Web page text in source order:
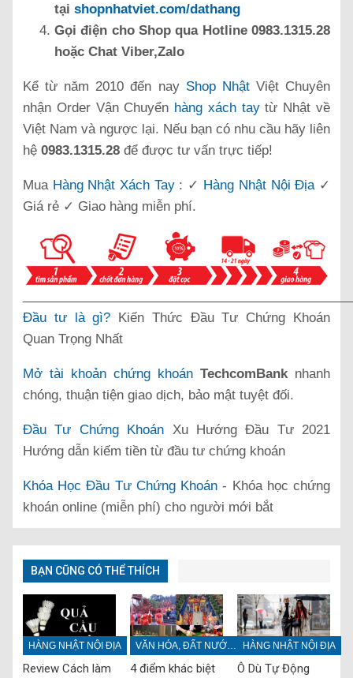
tại shopnhatviet.com/dathang
Gọi điện cho Shop qua Hotline 0983.1315.28
hoặc Chat Viber,Zalo
Kể từ năm 2010 đến nay Shop NhậtViệt Chuyên
nhận Order Vận Chuyển hàng xách taytừ Nhật về
Việt Nam và ngược lại. Nếu bạn có nhu cầu hãy liên
hệ 0983.1315.28 để được tư vấn trực tiếp!
Mua Hàng Nhật Xách Tay: ✓ Hàng Nhật Nội Địa✓
Giá rẻ ✓ Giao hàng miễn phí.
Đầu tư là gì? Kiến Thức Đầu Tư Chứng Khoán
Quan Trọng Nhất
Mở tài khoản chứng khoán TechcomBank nhanh
chóng, thuận tiện giao dịch, bảo mật tuyệt đối.
Đầu Tư Chứng Khoán Xu Hướng Đầu Tư 2021
Hướng dẫn kiếm tiền từ đầu tư chứng khoán
Khóa Học Đầu Tư Chứng Khoán - Khóa học chứng
khoán online (miễn phí) cho người mới bắt
BẠN CŨNG CÓ THỂ THÍCH
HÀNG NHẬT NỘI ĐỊA
Review Cách làm
VĂN HÓA, ĐẤT NƯỚC, CON NGƯỜI NHẬT BẢN
4 điểm khác biệt
HÀNG NHẬT NỘI ĐỊA
Ô Dù Tự Động